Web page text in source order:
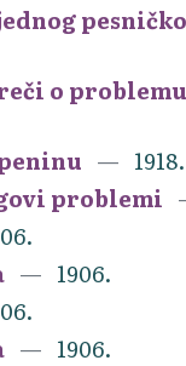
o
1918.
problemi
1906.
1906.